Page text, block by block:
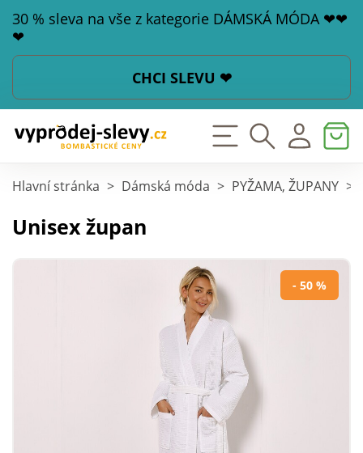
30 % sleva na vše z kategorie DÁMSKÁ MÓDA ❤❤
❤
CHCI SLEVU ❤
Hlavní stránka > Dámská móda > PYŽAMA, ŽUPANY >
Unisex župan
- 50 %